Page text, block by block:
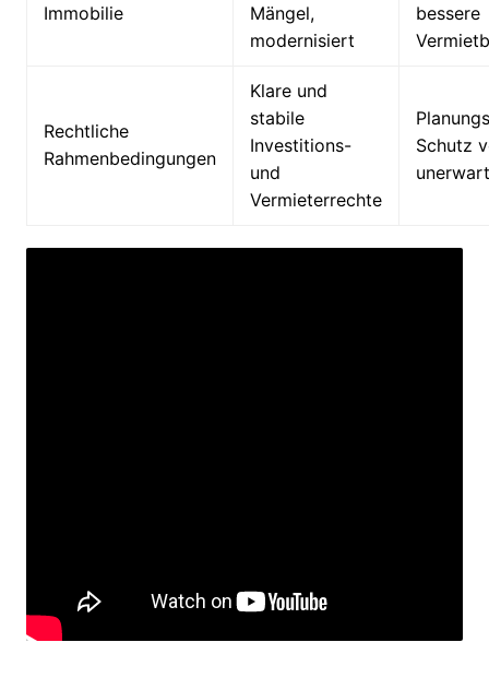
Immobilie
Mängel,
modernisiert
bessere
Rechtliche
Rahmenbedingungen
Klare und
stabile
Investitions-
und
Vermieterrechte
Schutz